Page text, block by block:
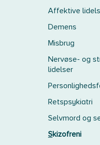
Affektive
Demens
Misbrug
Nervøse- og
lidelser
Retspsykiatri
Selvmord og
Skizofreni